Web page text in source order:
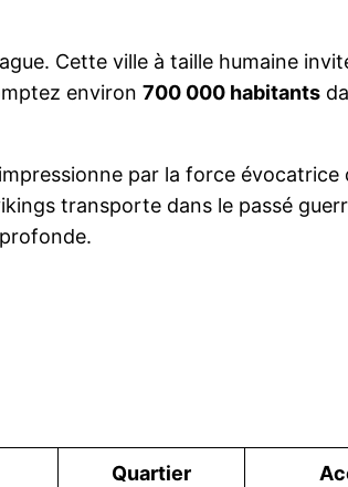
Cette ville à taille humaine
environ700 000 habitants
par la force
transporte dans le passé
Quartier